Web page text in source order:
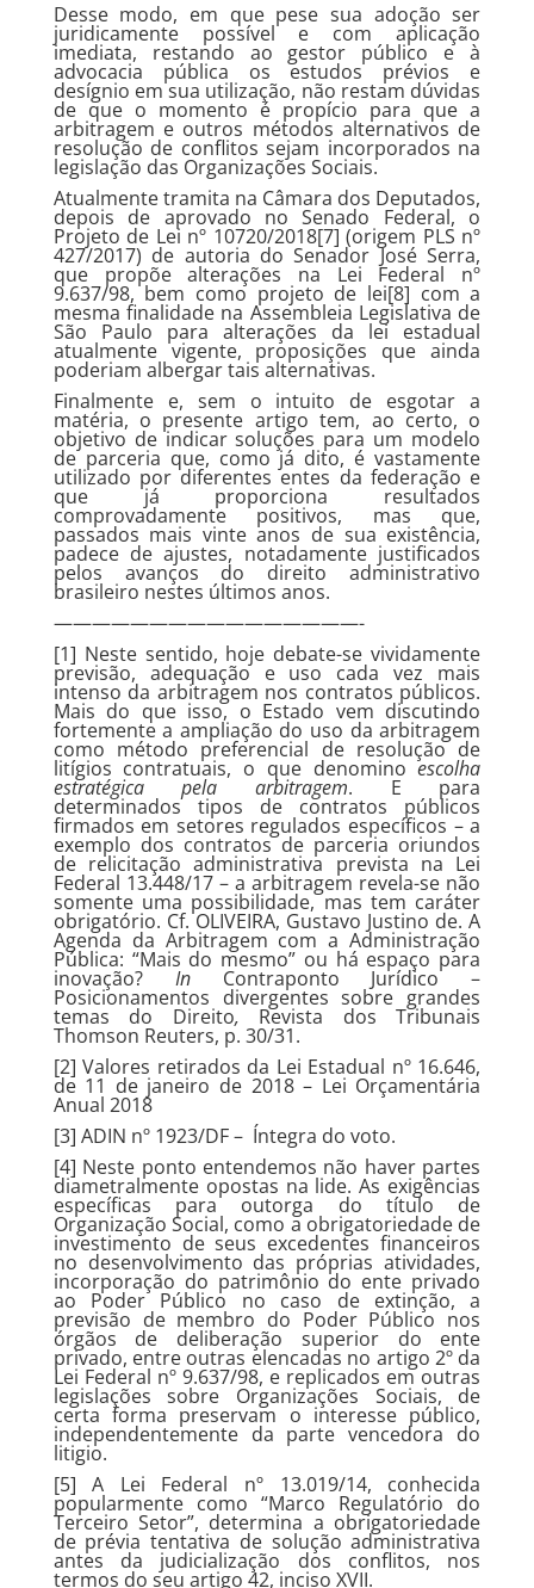
Desse modo, em que pese sua adoção ser
juridicamente possível e com aplicação
imediata, restando ao gestor público e à
advocacia pública os estudos prévios e
desígnio em sua utilização, não restam dúvidas
de que o momento é propício para que a
arbitragem e outros métodos alternativos de
resolução de conflitos sejam incorporados na
legislação das Organizações Sociais.
Atualmente tramita na Câmara dos Deputados,
depois de aprovado no Senado Federal, o
Projeto de Lei nº 10720/2018[7] (origem PLS nº
427/2017) de autoria do Senador José Serra,
que propõe alterações na Lei Federal nº
9.637/98, bem como projeto de lei[8] com a
mesma finalidade na Assembleia Legislativa de
São Paulo para alterações da lei estadual
atualmente vigente, proposições que ainda
poderiam albergar tais alternativas.
Finalmente e, sem o intuito de esgotar a
matéria, o presente artigo tem, ao certo, o
objetivo de indicar soluções para um modelo
de parceria que, como já dito, é vastamente
utilizado por diferentes entes da federação e
que já proporciona resultados
comprovadamente positivos, mas que,
passados mais vinte anos de sua existência,
padece de ajustes, notadamente justificados
pelos avanços do direito administrativo
brasileiro nestes últimos anos.
————————————————-
[1] Neste sentido, hoje debate-se vividamente
previsão, adequação e uso cada vez mais
intenso da arbitragem nos contratos públicos.
Mais do que isso, o Estado vem discutindo
fortemente a ampliação do uso da arbitragem
como método preferencial de resolução de
litígios contratuais, o que denominoescolha
estratégica pela arbitragem. E para
determinados tipos de contratos públicos
firmados em setores regulados específicos – a
exemplo dos contratos de parceria oriundos
de relicitação administrativa prevista na Lei
Federal 13.448/17 – a arbitragem revela-se não
somente uma possibilidade, mas tem caráter
obrigatório. Cf. OLIVEIRA, Gustavo Justino de. A
Agenda da Arbitragem com a Administração
Pública: “Mais do mesmo” ou há espaço para
inovação? In Contraponto Jurídico –
Posicionamentos divergentes sobre grandes
temas do Direito, Revista dos Tribunais
Thomson Reuters, p. 30/31.
[2] Valores retirados da Lei Estadual nº 16.646,
de 11 de janeiro de 2018 – Lei Orçamentária
Anual 2018
[3] ADIN nº 1923/DF – Íntegra do voto.
[4] Neste ponto entendemos não haver partes
diametralmente opostas na lide. As exigências
específicas para outorga do título de
Organização Social, como a obrigatoriedade de
investimento de seus excedentes financeiros
no desenvolvimento das próprias atividades,
incorporação do patrimônio do ente privado
ao Poder Público no caso de extinção, a
previsão de membro do Poder Público nos
órgãos de deliberação superior do ente
privado, entre outras elencadas no artigo 2º da
Lei Federal nº 9.637/98, e replicados em outras
legislações sobre Organizações Sociais, de
certa forma preservam o interesse público,
independentemente da parte vencedora do
litigio.
[5] A Lei Federal nº 13.019/14, conhecida
popularmente como “Marco Regulatório do
Terceiro Setor”, determina a obrigatoriedade
de prévia tentativa de solução administrativa
antes da judicialização dos conflitos, nos
termos do seu artigo 42, inciso XVII.